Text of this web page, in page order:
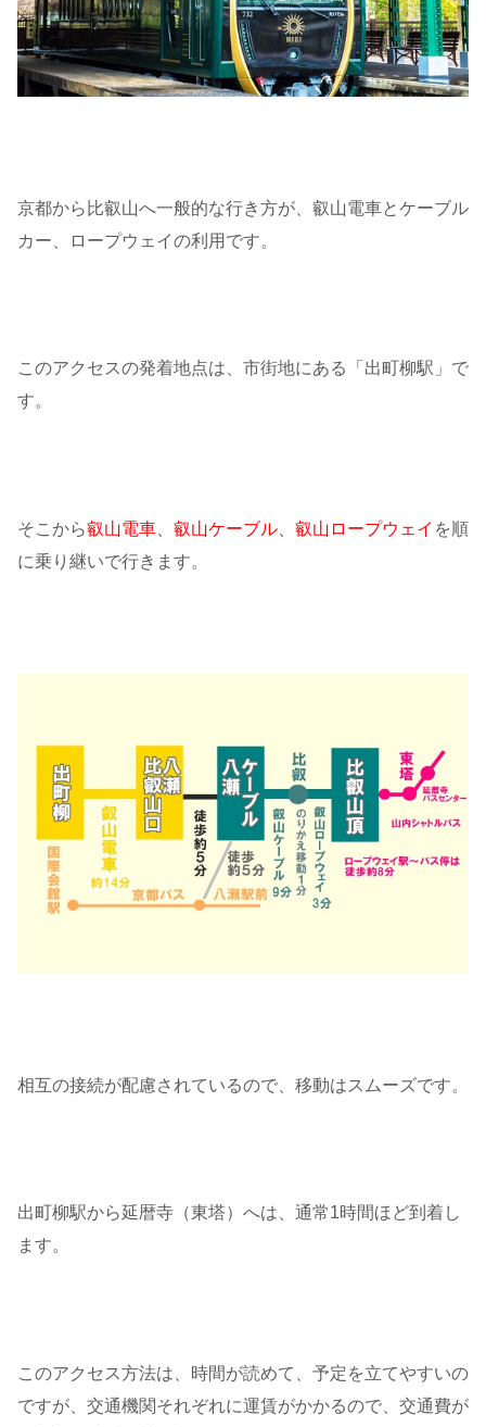
京都から比叡山へ一般的な行き方が、叡山電車とケーブル
カー、ロープウェイの利用です。
このアクセスの発着地点は、市街地にある「出町柳駅」で
す。
そこから叡山電車、叡山ケーブル、叡山ロープウェイ を順
に乗り継いで行きます。
相互の接続が配慮されているので、移動はスムーズです。
出町柳駅から延暦寺（東塔）へは、通常1時間ほど到着し
ます。
このアクセス方法は、時間が読めて、予定を立てやすいの
ですが、交通機関それぞれに運賃がかかるので、交通費が